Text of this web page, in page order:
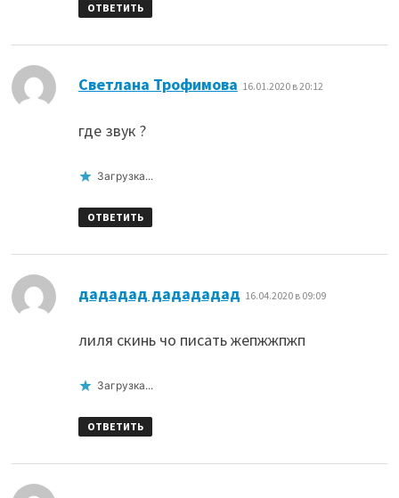
ОТВЕТИТЬ
Светлана Трофимова 16.01.2020 в 20:12
где звук ?
Загрузка...
ОТВЕТИТЬ
дададад дадададад 16.04.2020 в 09:09
лиля скинь чо писать жепжжпжп
Загрузка...
ОТВЕТИТЬ